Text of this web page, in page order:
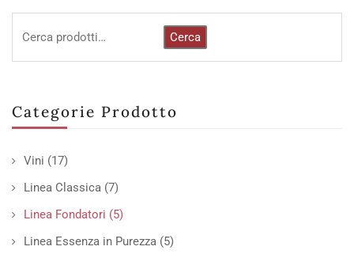
Cerca
Categorie Prodotto
Vini (17)
Linea Classica (7)
Linea Fondatori (5)
Linea Essenza in Purezza (5)